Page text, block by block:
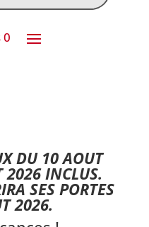
0
DU 10 AOUT
2026 INCLUS.
SES PORTES
2026.